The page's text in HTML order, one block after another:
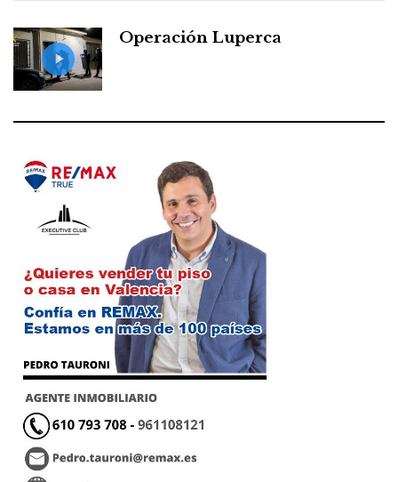
Operación Luperca